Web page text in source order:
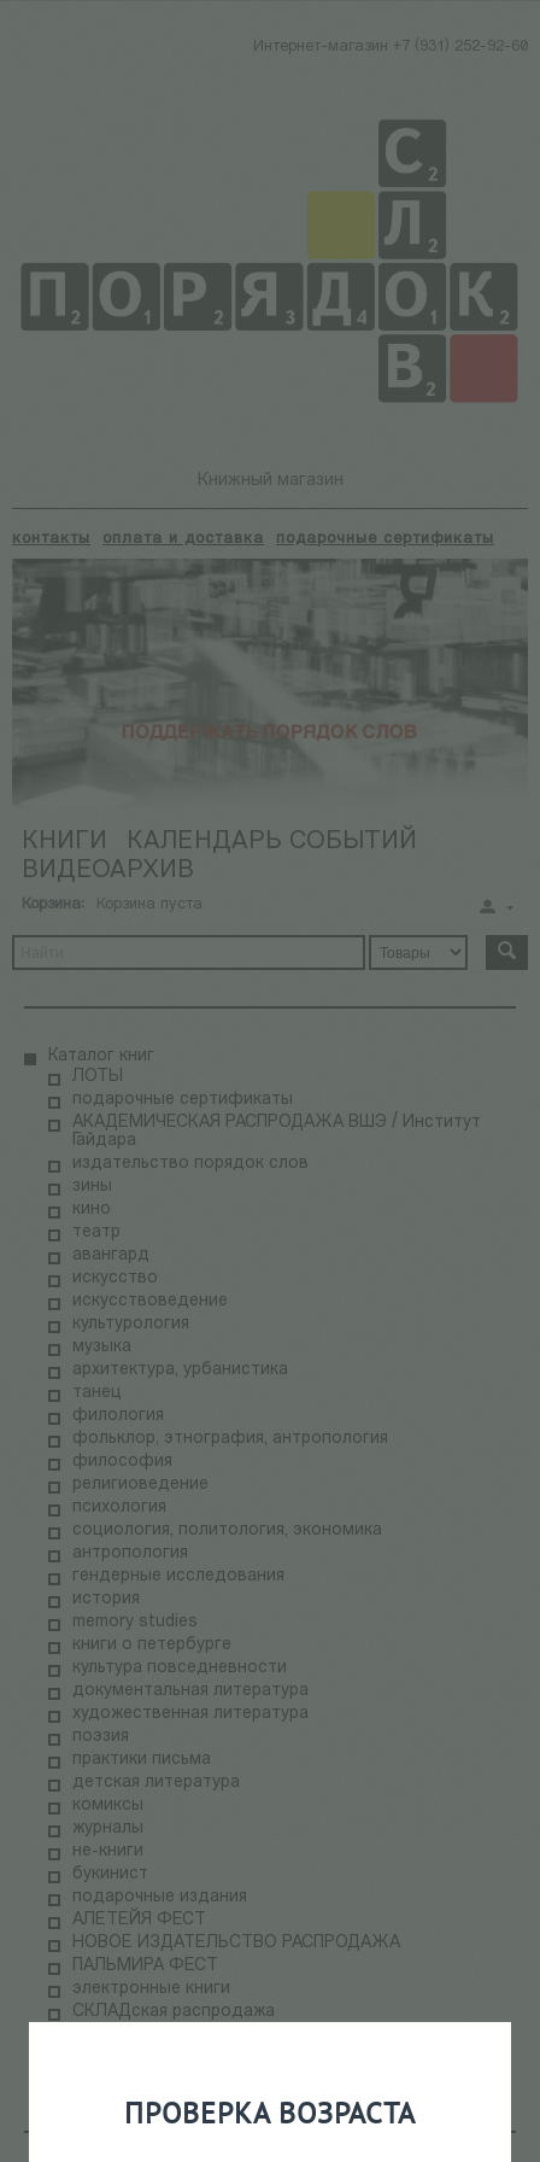
ПРОВЕРКА ВОЗРАСТА
Интернет-магазин +7 (931) 252-92-60
Книжный магазин
контакты оплата и доставка подарочные сертификаты
КНИГИ
КАЛЕНДАРЬ СОБЫТИЙ
ВИДЕОАРХИВ
Корзина: Корзина пуста
Каталог книг
ЛОТЫ
подарочные сертификаты
АКАДЕМИЧЕСКАЯ РАСПРОДАЖА ВШЭ / Институт
Гайдара
издательство порядок слов
зины
кино
театр
авангард
искусство
искусствоведение
культурология
музыка
архитектура, урбанистика
танец
филология
фольклор, этнография, антропология
философия
религиоведение
психология
социология, политология, экономика
антропология
гендерные исследования
история
memory studies
книги о петербурге
культура повседневности
документальная литература
художественная литература
поэзия
практики письма
детская литература
комиксы
журналы
не-книги
букинист
подарочные издания
АЛЕТЕЙЯ ФЕСТ
НОВОЕ ИЗДАТЕЛЬСТВО РАСПРОДАЖА
ПАЛЬМИРА ФЕСТ
электронные книги
СКЛАДская распродажа